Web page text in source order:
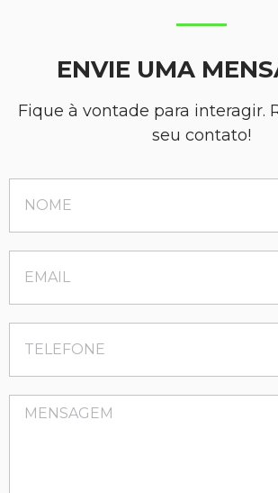
ENVIE UMA
Fique à vontade para interagir.
seu contato!